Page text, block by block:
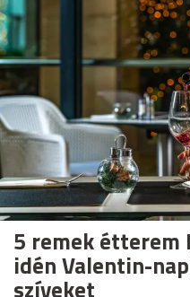
5 remek étterem
idén Valentin-
szíveket